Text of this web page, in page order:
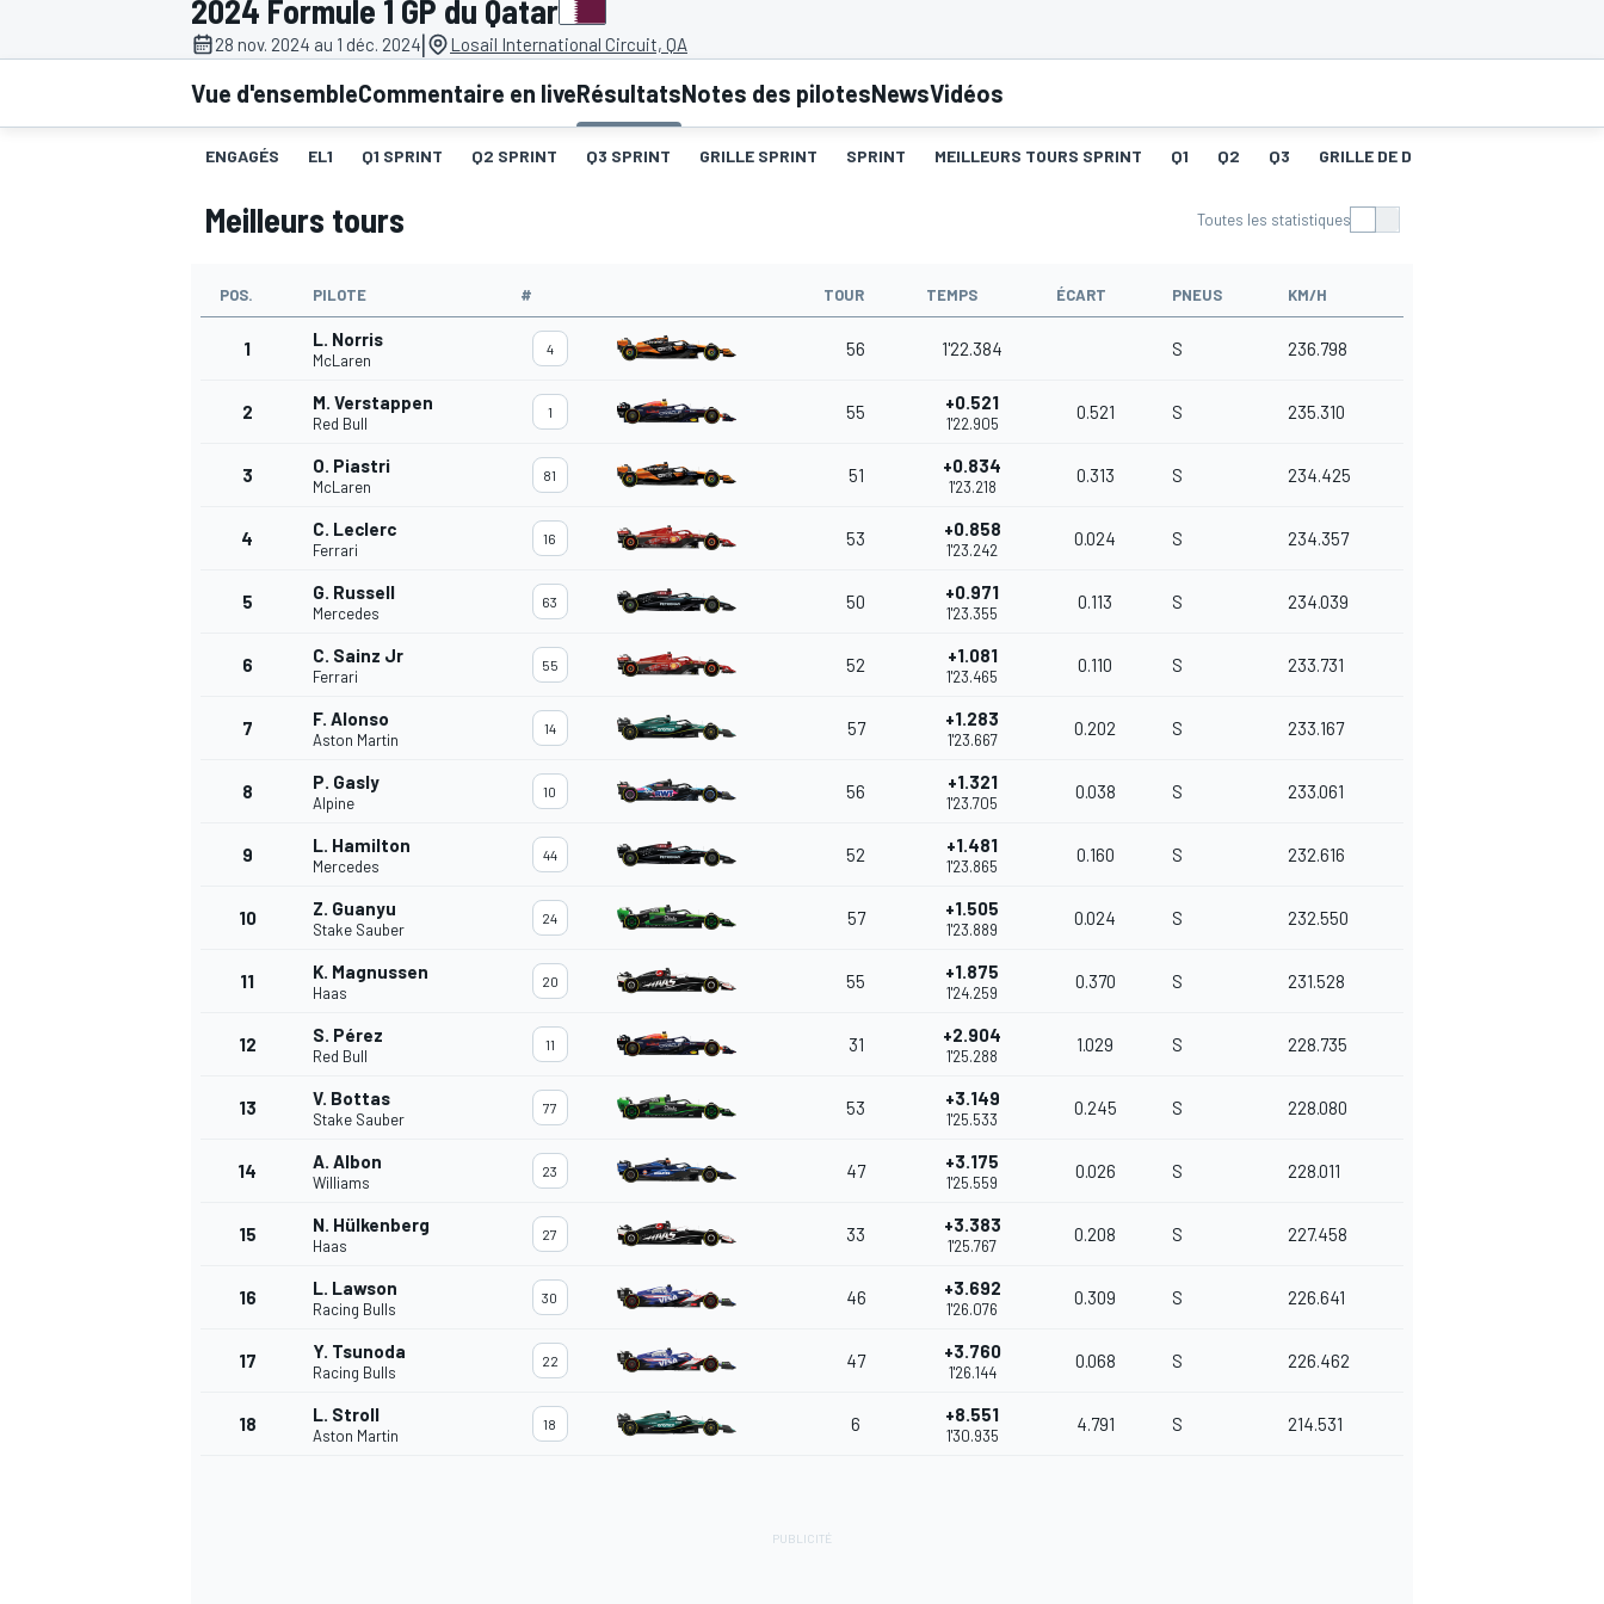
2024 Formule 1 GP du Qatar
28 nov. 2024 au 1 déc. 2024| Losail International Circuit, QA
Vue d'ensembleCommentaire en liveRésultatsNotes des pilotesNewsVidéos
ENGAGÉS EL1 Q1 SPRINT Q2 SPRINT Q3 SPRINT GRILLE SPRINT SPRINT MEILLEURS TOURS SPRINT Q1 Q2 Q3 GRILLE DE DÉPART
Meilleurs tours Toutes les statistiques
POS. PILOTE # TOUR TEMPS ÉCART PNEUS KM/H
1 L. Norris
McLaren
4 56 1'22.384 S 236.798
2 M. Verstappen
Red Bull
1 55 +0.521
1'22.905
0.521 S 235.310
3 O. Piastri
McLaren
81 51 +0.834
1'23.218
0.313 S 234.425
4 C. Leclerc
Ferrari
16 53 +0.858
1'23.242
0.024 S 234.357
5 G. Russell
Mercedes
63 50 +0.971
1'23.355
0.113 S 234.039
6 C. Sainz Jr
Ferrari
55 52 +1.081
1'23.465
0.110 S 233.731
7 F. Alonso
Aston Martin
14 57 +1.283
1'23.667
0.202 S 233.167
8 P. Gasly
Alpine
10 56 +1.321
1'23.705
0.038 S 233.061
9 L. Hamilton
Mercedes
44 52 +1.481
1'23.865
0.160 S 232.616
10 Z. Guanyu
Stake Sauber
24 57 +1.505
1'23.889
0.024 S 232.550
11 K. Magnussen
Haas
20 55 +1.875
1'24.259
0.370 S 231.528
12 S. Pérez
Red Bull
11 31 +2.904
1'25.288
1.029 S 228.735
13 V. Bottas
Stake Sauber
77 53 +3.149
1'25.533
0.245 S 228.080
14 A. Albon
Williams
23 47 +3.175
1'25.559
0.026 S 228.011
15 N. Hülkenberg
Haas
27 33 +3.383
1'25.767
0.208 S 227.458
16 L. Lawson
Racing Bulls
30 46 +3.692
1'26.076
0.309 S 226.641
17 Y. Tsunoda
Racing Bulls
22 47 +3.760
1'26.144
0.068 S 226.462
18 L. Stroll
Aston Martin
18 6 +8.551
1'30.935
4.791 S 214.531